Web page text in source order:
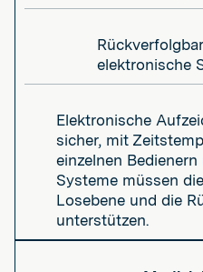
elektronische
Elektronische
sicher, mit
einzelnen
Systeme müssen
Losebene und die
unterstützen.